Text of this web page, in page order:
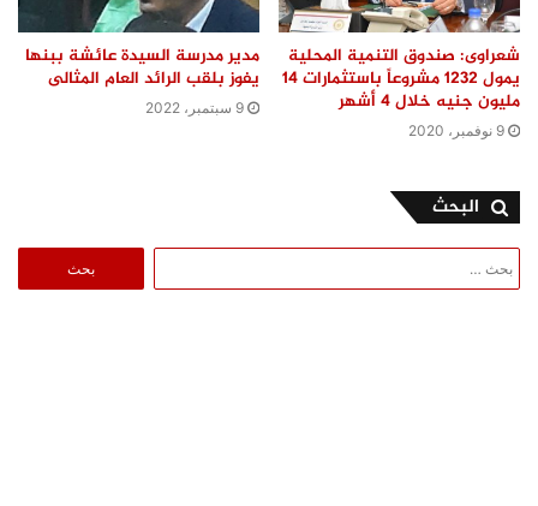
شعراوى: صندوق التنمية المحلية
يمول 1232 مشروعاً باستثمارات 14
مليون جنيه خلال 4 أشهر
9 نوفمبر، 2020
مدير مدرسة السيدة عائشة ببنها
يفوز بلقب الرائد العام المثالى
9 سبتمبر، 2022
البحث
عن: